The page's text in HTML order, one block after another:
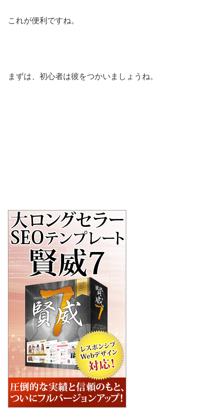
これが便利ですね。
まずは、初心者は彼をつかいましょうね。